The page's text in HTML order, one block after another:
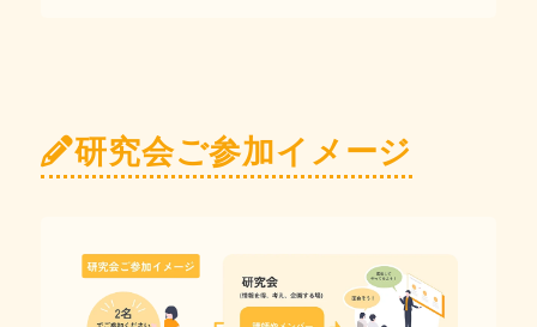
研究会ご参加イメージ